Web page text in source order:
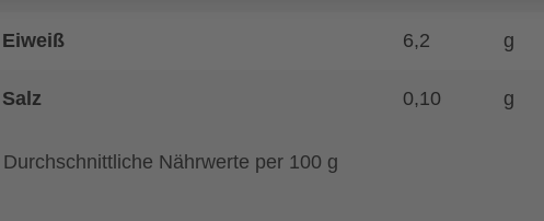
Eiweiß 6,2 g
Salz 0,10 g
Durchschnittliche Nährwerte per 100 g